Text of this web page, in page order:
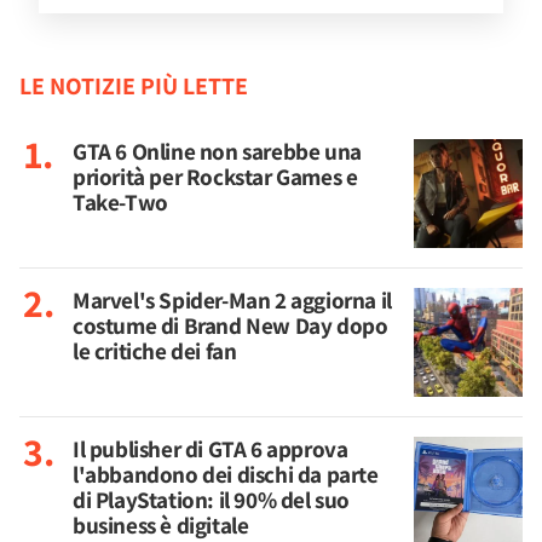
LE NOTIZIE PIÙ LETTE
GTA 6 Online non sarebbe una
priorità per Rockstar Games e
Take-Two
Marvel's Spider-Man 2 aggiorna il
costume di Brand New Day dopo
le critiche dei fan
Il publisher di GTA 6 approva
l'abbandono dei dischi da parte
di PlayStation: il 90% del suo
business è digitale